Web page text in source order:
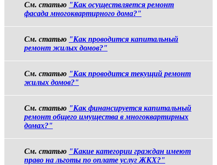
См. статью "Как осуществляется ремонт
фасада многоквартирного дома?"
См. статью "Как проводится капитальный
ремонт жилых домов?"
См. статью "Как проводится текущий ремонт
жилых домов?"
См. статью "Как финансируется капитальный
ремонт общего имущества в многоквартирных
домах?"
См. статью "Какие категории граждан имеют
право на льготы по оплате услуг ЖКХ?"